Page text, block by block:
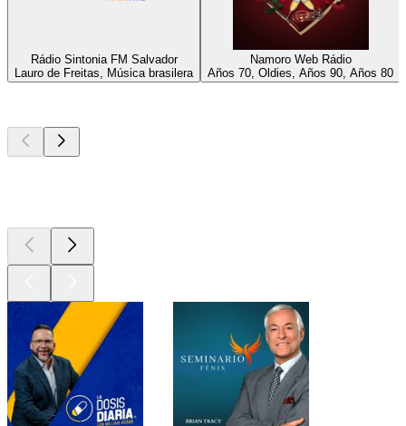
Rádio Sintonia FM Salvador
Lauro de Freitas, Música brasilera
Namoro Web Rádio
Años 70, Oldies, Años 90, Años 80